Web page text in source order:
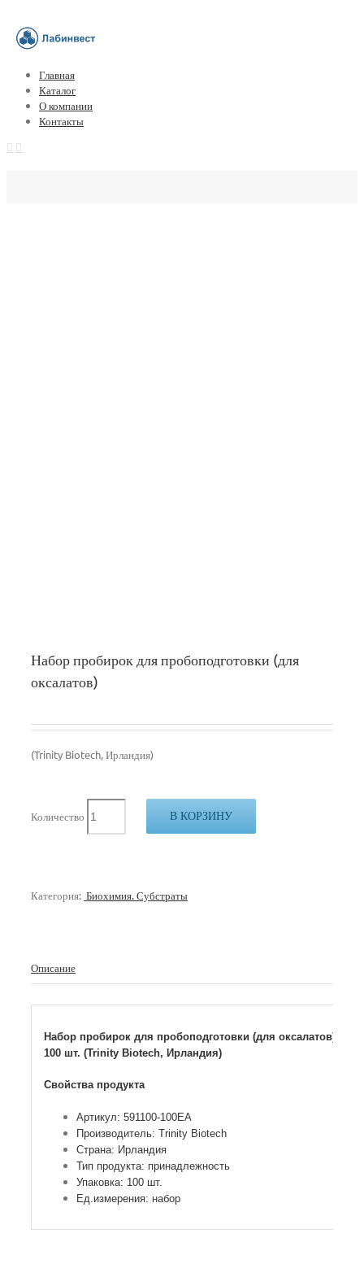
Главная
Каталог
О компании
Контакты
Набор пробирок для пробоподготовки (для
оксалатов)
(Trinity Biotech, Ирландия)
Количество В КОРЗИНУ
Категория: Биохимия. Субстраты
Описание
Набор пробирок для пробоподготовки (для оксалатов)
100 шт. (Trinity Biotech, Ирландия)
Свойства продукта
Артикул: 591100-100EA
Производитель: Trinity Biotech
Страна: Ирландия
Тип продукта: принадлежность
Упаковка: 100 шт.
Ед.измерения: набор